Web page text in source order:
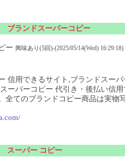
ブランドスーパーコピー
ー 興味あり(5回)-(2025/05/14(Wed) 16:29:18)
信用できるサイト,ブランドスー
ーパーコピー 代引き・後払い信
全てのブランドコピー商品は実物
スーパー コピー